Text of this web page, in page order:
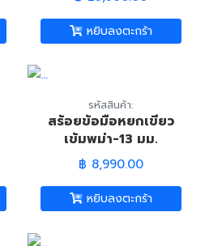
5.6 มม. (Burmese
Red Jade Bracelet)
หยิบลงตะกร้า
รหัสสินค้า:
สร้อยข้อมือหยกเขียว
เข้มพม่า-13 มม.
(Burmese Green
Jade Bracelet)
฿ 8,990.00
หยิบลงตะกร้า